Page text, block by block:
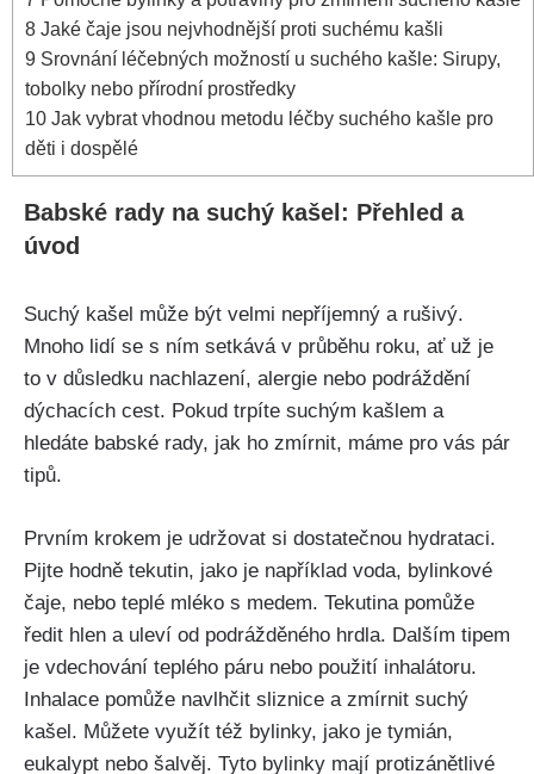
8 Jaké ‍čaje jsou nejvhodnější proti‍ suchému ‌kašli
9 Srovnání léčebných možností​ u suchého kašle: Sirupy,⁣
tobolky nebo ‌přírodní prostředky
10 Jak vybrat vhodnou metodu léčby suchého⁣ kašle pro
děti i dospělé
Babské rady ‍na suchý kašel: Přehled⁤ a
úvod
Suchý kašel může být velmi nepříjemný a rušivý.
Mnoho lidí se s ním setkává ⁢v průběhu ‌roku, ať už je
to v důsledku nachlazení, ​alergie nebo podráždění
dýchacích cest. Pokud trpíte suchým ‍kašlem a
hledáte babské rady, jak ho zmírnit, máme‍ pro vás pár
tipů.
Prvním krokem je udržovat ​si dostatečnou hydrataci.⁢
Pijte hodně tekutin, jako je například voda, bylinkové
čaje, nebo teplé mléko s medem. Tekutina pomůže
ředit hlen a uleví od podrážděného hrdla. Dalším ‍tipem
je vdechování teplého páru nebo použití inhalátoru.
Inhalace pomůže navlhčit sliznice a zmírnit suchý
kašel.‍ Můžete využít‌ též bylinky, jako ‍je tymián,
eukalypt nebo​ šalvěj. ⁤Tyto​ bylinky mají protizánětlivé